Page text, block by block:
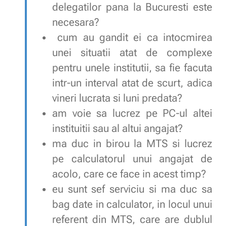
delegatilor pana la Bucuresti este
necesara?
cum au gandit ei ca intocmirea
unei situatii atat de complexe
pentru unele institutii, sa fie facuta
intr-un interval atat de scurt, adica
vineri lucrata si luni predata?
am voie sa lucrez pe PC-ul altei
instituitii sau al altui angajat?
ma duc in birou la MTS si lucrez
pe calculatorul unui angajat de
acolo, care ce face in acest timp?
eu sunt sef serviciu si ma duc sa
bag date in calculator, in locul unui
referent din MTS, care are dublul